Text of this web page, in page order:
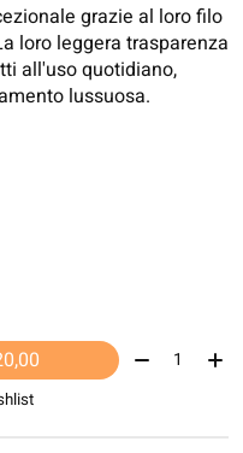
grazie al loro filo
loro leggera trasparenza
all'uso quotidiano,
lussuosa.
Quantità: